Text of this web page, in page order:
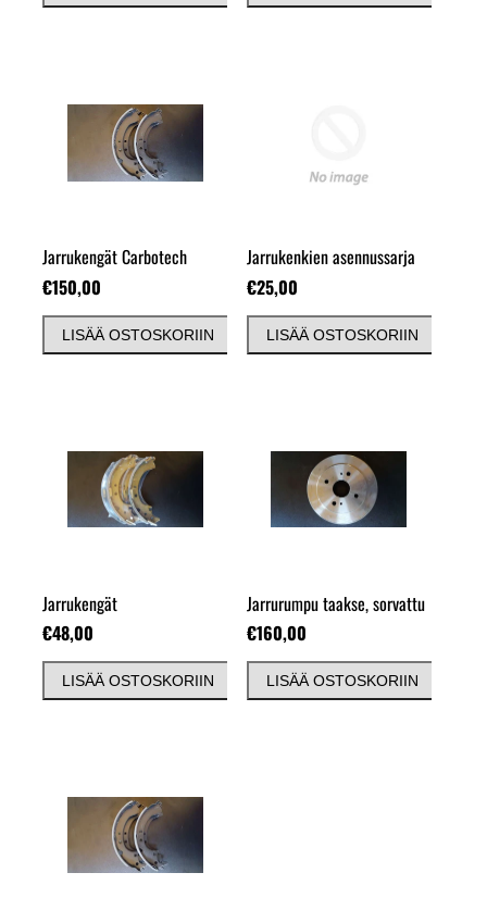
Jarrukengät Carbotech
€150,00
LISÄÄ OSTOSKORIIN
Jarrukenkien asennussarja
€25,00
LISÄÄ OSTOSKORIIN
Jarrukengät
€48,00
LISÄÄ OSTOSKORIIN
Jarrurumpu taakse, sorvattu
€160,00
LISÄÄ OSTOSKORIIN